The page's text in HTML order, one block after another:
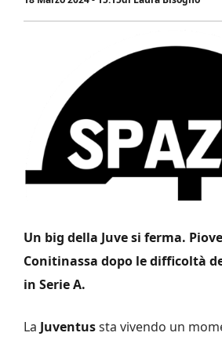
Un big della Juve si ferma.
Conitinassa dopo le difficoltà
in Serie A.
La Juventussta vivendo un